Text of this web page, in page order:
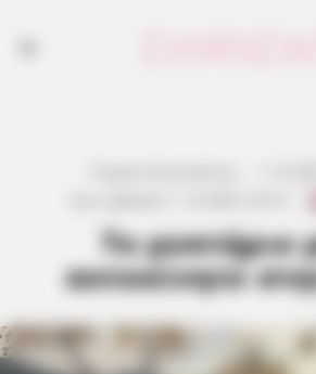
Το μυστήριο
αυτοκίνητο